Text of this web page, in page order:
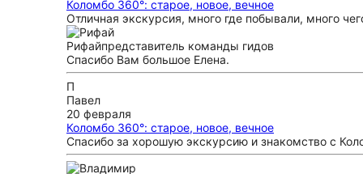
Коломбо 360°: старое, новое, вечное
Отличная экскурсия, много где побывали, много
Рифайпредставитель команды гидов
Спасибо Вам большое Елена.
П
Павел
20 февраля
Коломбо 360°: старое, новое, вечное
Спасибо за хорошую экскурсию и знакомство с